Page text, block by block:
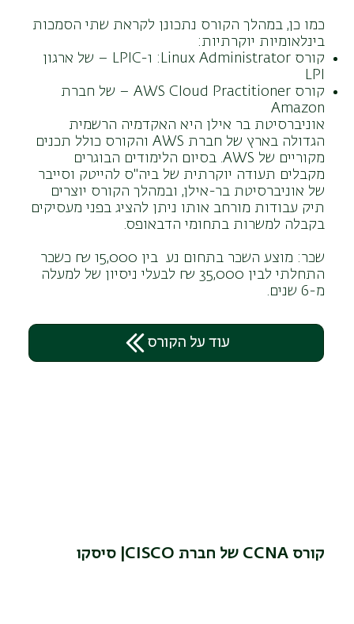
עוד על הקורס
כמו כן, במהלך הקורס נתכונן לקראת שתי הסמכות
בינלאומיות יוקרתיות:
קורס LPIC-1 :Linux Administrator – של ארגון
LPI
קורס AWS Cloud Practitioner – של חברת
Amazon
אוניברסיטת בר אילן היא האקדמיה הרשמית
הגדולה בארץ של חברת AWS והקורס כולל תכנים
מקוריים של AWS. בסיום הלימודים הבוגרים
מקבלים תעודה יוקרתית של ביה"ס להייטק וסייבר
של אוניברסיטת בר-אילן, ובמהלך הקורס יוצרים
תיק עבודות מורחב אותו ניתן להציג בפני מעסיקים
בקבלה למשרות בתחומי הדבאופס.
שכר: מוצע השכר בתחום נע בין 15,000 ₪ כשכר
התחלתי לבין 35,000 ₪ לבעלי ניסיון של למעלה
מ-6 שנים.
קורס CCNA של חברת CISCO| סיסקו